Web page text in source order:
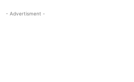
- Advertisment -